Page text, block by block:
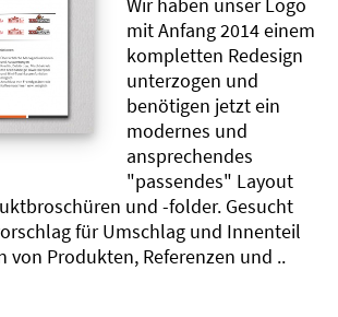
Wir haben unser Logo
mit Anfang 2014 einem
kompletten Redesign
unterzogen und
benötigen jetzt ein
modernes und
ansprechendes
"passendes" Layout
und -folder. Gesucht
für Umschlag und Innenteil
von Produkten, Referenzen und ..